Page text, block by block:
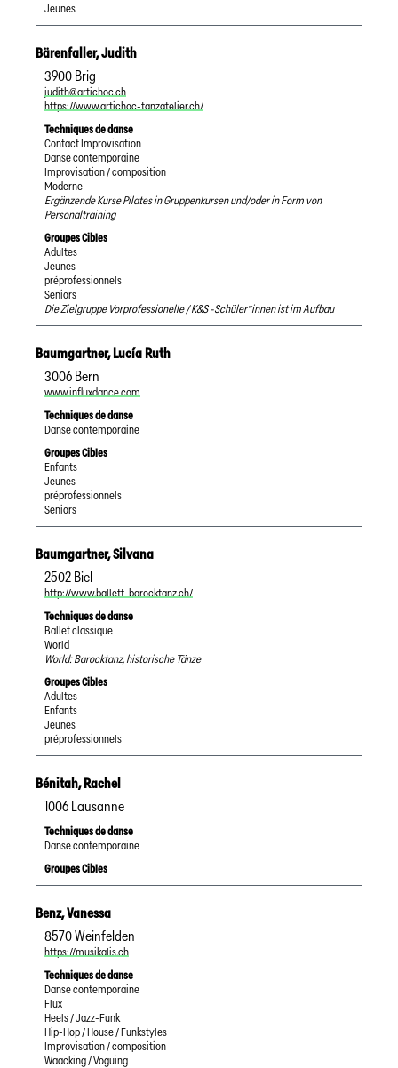
Jeunes
Bärenfaller,Judith
3900 Brig
judith@artichoc.ch
https://www.artichoc-tanzatelier.ch/
Techniques de danse
Contact Improvisation
Danse contemporaine
Improvisation / composition
Moderne
Ergänzende Kurse Pilates in Gruppenkursen und/oder in Form von
Personaltraining
Groupes Cibles
Adultes
Jeunes
préprofessionnels
Seniors
Die Zielgruppe Vorprofessionelle / K&S -Schüler*innen ist im Aufbau
Baumgartner,Lucía Ruth
3006 Bern
www.influxdance.com
Techniques de danse
Danse contemporaine
Groupes Cibles
Enfants
Jeunes
préprofessionnels
Seniors
Baumgartner,Silvana
2502 Biel
http://www.ballett-barocktanz.ch/
Techniques de danse
Ballet classique
World
World: Barocktanz, historische Tänze
Groupes Cibles
Adultes
Enfants
Jeunes
préprofessionnels
Bénitah,Rachel
1006 Lausanne
Techniques de danse
Danse contemporaine
Groupes Cibles
Benz,Vanessa
8570Weinfelden
https://musikalis.ch
Techniques de danse
Danse contemporaine
Flux
Heels / Jazz-Funk
Hip-Hop / House / Funkstyles
Improvisation / composition
Waacking / Voguing